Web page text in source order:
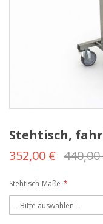
Stehtisch,
352,00 €
Stehtisch-Maße